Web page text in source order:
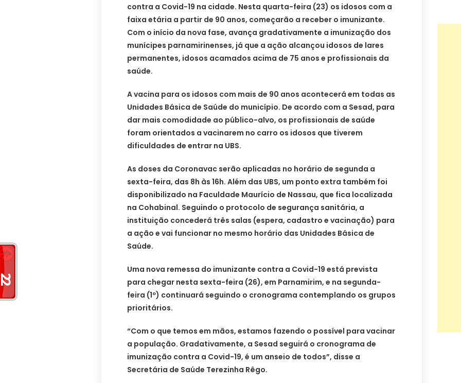
contra a Covid-19 na cidade. Nesta quarta-feira (23) os idosos com a
faixa etária a partir de 90 anos, começarão a receber o imunizante.
Com o início da nova fase, avança gradativamente a imunização dos
munícipes parnamirinenses, já que a ação alcançou idosos de lares
permanentes, idosos acamados acima de 75 anos e profissionais da
saúde.
A vacina para os idosos com mais de 90 anos acontecerá em todas as
Unidades Básica de Saúde do município. De acordo com a Sesad, para
dar mais comodidade ao público-alvo, os profissionais de saúde
foram orientados a vacinarem no carro os idosos que tiverem
dificuldades de entrar na UBS.
As doses da Coronavac serão aplicadas no horário de segunda a
sexta-feira, das 8h às 16h. Além das UBS, um ponto extra também foi
disponibilizado na Faculdade Maurício de Nassau, que fica localizada
na Cohabinal. Seguindo o protocolo de segurança sanitária, a
instituição concederá três salas (espera, cadastro e vacinação) para
a ação e vai funcionar no mesmo horário das Unidades Básica de
Saúde.
Uma nova remessa do imunizante contra a Covid-19 está prevista
para chegar nesta sexta-feira (26), em Parnamirim, e na segunda-
feira (1º) continuará seguindo o cronograma contemplando os grupos
prioritários.
“Com o que temos em mãos, estamos fazendo o possível para vacinar
a população. Gradativamente, a Sesad seguirá o cronograma de
imunização contra a Covid-19, é um anseio de todos”, disse a
Secretária de Saúde Terezinha Rêgo.